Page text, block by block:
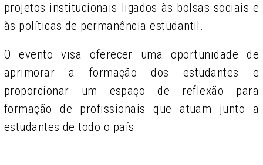
projetos institucionais ligados às bolsas sociais e
às políticas de permanência estudantil.
O evento visa oferecer uma oportunidade de
aprimorar a formação dos estudantes e
proporcionar um espaço de reflexão para
formação de profissionais que atuam junto a
estudantes de todo o país.